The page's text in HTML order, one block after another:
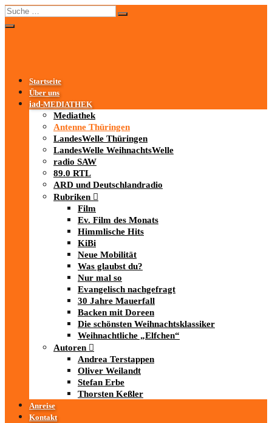
Startseite
Über uns
iad-MEDIATHEK
Mediathek
Antenne Thüringen
LandesWelle Thüringen
LandesWelle WeihnachtsWelle
radio SAW
89.0 RTL
ARD und Deutschlandradio
Rubriken
Film
Ev. Film des Monats
Himmlische Hits
KiBi
Neue Mobilität
Was glaubst du?
Nur mal so
Evangelisch nachgefragt
30 Jahre Mauerfall
Backen mit Doreen
Die schönsten Weihnachtsklassiker
Weihnachtliche „Elfchen“
Autoren
Andrea Terstappen
Oliver Weilandt
Stefan Erbe
Thorsten Keßler
Anreise
Kontakt